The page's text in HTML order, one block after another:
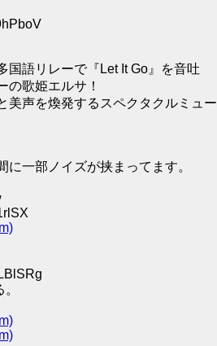
国語リレーで『Let It Go』を音吐
の歌姫エルサ！
美声を煥発するスペクタクルミュー
一部ノイズが挟まってます。